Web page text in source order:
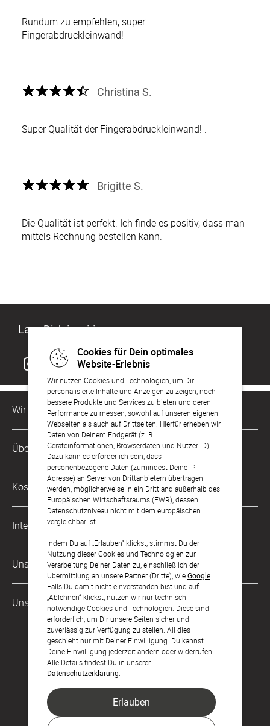
Cookies für Dein optimales
Website-Erlebnis
Wir nutzen Cookies und Technologien, um Dir
personalisierte Inhalte und Anzeigen zu zeigen, noch
bessere Produkte und Services zu bieten und deren
Performance zu messen, sowohl auf unseren eigenen
Webseiten als auch auf Drittseiten. Hierfür erheben wir
Daten von Deinem Endgerät (z. B.
Geräteinformationen, Browserdaten und Nutzer-ID).
Dazu kann es erforderlich sein, dass
personenbezogene Daten (zumindest Deine IP-
Adresse) an Server von Drittanbietern übertragen
werden, möglicherweise in ein Drittland außerhalb des
Europäischen Wirtschaftsraums (EWR), dessen
Datenschutzniveau nicht mit dem europäischen
vergleichbar ist.
Indem Du auf „Erlauben“ klickst, stimmst Du der
Nutzung dieser Cookies und Technologien zur
Verarbeitung Deiner Daten zu, einschließlich der
Übermittlung an unsere Partner (Dritte), wieGoogle
Falls Du damit nicht einverstanden bist und auf
„Ablehnen“ klickst, nutzen wir nur technisch
notwendige Cookies und Technologien. Diese sind
erforderlich, um Dir unsere Seiten sicher und
zuverlässig zur Verfügung zu stellen. All dies
geschieht nur mit Deiner Einwilligung. Du kannst
Deine Einwilligung jederzeit ändern oder widerrufen.
Alle Details findest Du in unserer
Datenschutzerklärung
Erlauben
Rundum zu empfehlen, super
Fingerabdruckleinwand!
Christina S.
Super Qualität der Fingerabdruckleinwand! .
Brigitte S.
Die Qualität ist perfekt. Ich finde es positiv, dass man
mittels Rechnung bestellen kann.
Lass Dich inspirieren
Wir sind für Dich da
Kundenservice-Hotline
0221 956 725 10
Mo. - Fr. von 9 bis 17 Uhr
kontakt@sendmoments.de
Über Uns
Philosophie
Karriere
Impressum
AGB & Widerrufsrecht
Zahlung & Versand
Datenschutz
Barrierefreiheitserklärung
LLM's
Kostenlose Services
Musterkarten
Digitale Fotoalben
Digitale Gästelisten
FAQ & Hilfe
International
Österreich
Schweiz
Frankreich
Unsere Zahlungsarten
Unsere Partner